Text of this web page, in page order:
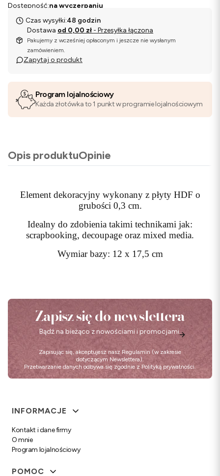
Dostępność:na wyczerpaniu
Czas wysyłki:48 godzin
Dostawa od 0,00 zł - Przesyłka łączona
Pakujemy z wcześniej opłaconym i jeszcze nie wysłanym
zamówieniem.
Zapytaj o produkt
Program lojalnościowy
Każda złotówka to 1 punkt w programie lojalnościowym
Opis produktuOpinie
Element dekoracyjny wykonany z płyty HDF o
grubości 0,3 cm.
Idealny do zdobienia takimi technikami jak:
scrapbooking, decoupage oraz mixed media.
Wymiar bazy: 12 x 17,5 cm
Zapisz się do newslettera
Bądź na bieżąco z nowościami i promocjami.
Zapisując się, akceptujesz nasz Regulamin (w zakresie
dotyczącym Newslettera).
Przetwarzanie danych odbywa się zgodnie z Polityką prywatności.
Linki w stopce
INFORMACJE
Kontakt i dane firmy
O mnie
Program lojalnościowy
POMOC